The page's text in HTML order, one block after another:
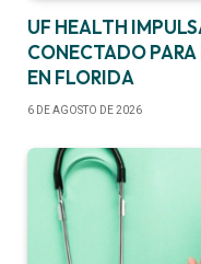
UF HEALTH
CONECTADO
EN FLORIDA
6 DE AGOSTO DE 2026